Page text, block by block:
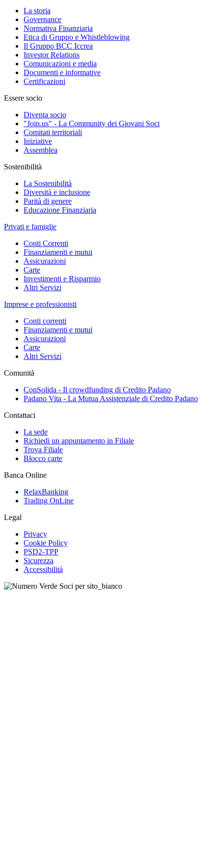
La storia
Governance
Normativa Finanziaria
Etica di Gruppo e Whistleblowing
Il Gruppo BCC Iccrea
Investor Relations
Comunicazioni e media
Documenti e informative
Certificazioni
Essere socio
Diventa socio
"Join.us" - La Community dei Giovani Soci
Comitati territoriali
Iniziative
Assemblea
Sostenibilità
La Sostenibilità
Diversità e inclusione
Parità di genere
Educazione Finanziaria
Privati e famiglie
Conti Correnti
Finanziamenti e mutui
Assicurazioni
Carte
Investimenti e Risparmio
Altri Servizi
Imprese e professionisti
Conti correnti
Finanziamenti e mutui
Assicurazioni
Carte
Altri Servizi
Comunità
ConSolida - Il crowdfunding di Credito Padano
Padano Vita - La Mutua Assistenziale di Credito Padano
Contattaci
La sede
Richiedi un appuntamento in Filiale
Trova Filiale
Blocco carte
Banca Online
RelaxBanking
Trading OnLine
Legal
Privacy
Cookie Policy
PSD2-TPP
Sicurezza
Accessibilità